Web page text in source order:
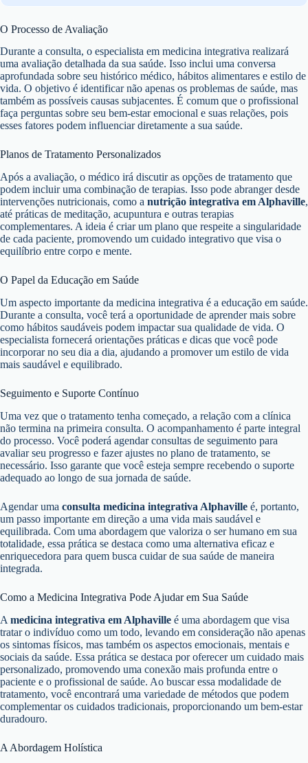
O Processo de Avaliação
Durante a consulta, o especialista em medicina integrativa realizará
uma avaliação detalhada da sua saúde. Isso inclui uma conversa
aprofundada sobre seu histórico médico, hábitos alimentares e estilo de
vida. O objetivo é identificar não apenas os problemas de saúde, mas
também as possíveis causas subjacentes. É comum que o profissional
faça perguntas sobre seu bem-estar emocional e suas relações, pois
esses fatores podem influenciar diretamente a sua saúde.
Planos de Tratamento Personalizados
Após a avaliação, o médico irá discutir as opções de tratamento que
podem incluir uma combinação de terapias. Isso pode abranger desde
intervenções nutricionais, como a nutrição integrativa em Alphaville,
até práticas de meditação, acupuntura e outras terapias
complementares. A ideia é criar um plano que respeite a singularidade
de cada paciente, promovendo um cuidado integrativo que visa o
equilíbrio entre corpo e mente.
O Papel da Educação em Saúde
Um aspecto importante da medicina integrativa é a educação em saúde.
Durante a consulta, você terá a oportunidade de aprender mais sobre
como hábitos saudáveis podem impactar sua qualidade de vida. O
especialista fornecerá orientações práticas e dicas que você pode
incorporar no seu dia a dia, ajudando a promover um estilo de vida
mais saudável e equilibrado.
Seguimento e Suporte Contínuo
Uma vez que o tratamento tenha começado, a relação com a clínica
não termina na primeira consulta. O acompanhamento é parte integral
do processo. Você poderá agendar consultas de seguimento para
avaliar seu progresso e fazer ajustes no plano de tratamento, se
necessário. Isso garante que você esteja sempre recebendo o suporte
adequado ao longo de sua jornada de saúde.
Agendar uma consulta medicina integrativa Alphaville é, portanto,
um passo importante em direção a uma vida mais saudável e
equilibrada. Com uma abordagem que valoriza o ser humano em sua
totalidade, essa prática se destaca como uma alternativa eficaz e
enriquecedora para quem busca cuidar de sua saúde de maneira
integrada.
Como a Medicina Integrativa Pode Ajudar em Sua Saúde
A medicina integrativa em Alphaville é uma abordagem que visa
tratar o indivíduo como um todo, levando em consideração não apenas
os sintomas físicos, mas também os aspectos emocionais, mentais e
sociais da saúde. Essa prática se destaca por oferecer um cuidado mais
personalizado, promovendo uma conexão mais profunda entre o
paciente e o profissional de saúde. Ao buscar essa modalidade de
tratamento, você encontrará uma variedade de métodos que podem
complementar os cuidados tradicionais, proporcionando um bem-estar
duradouro.
A Abordagem Holística